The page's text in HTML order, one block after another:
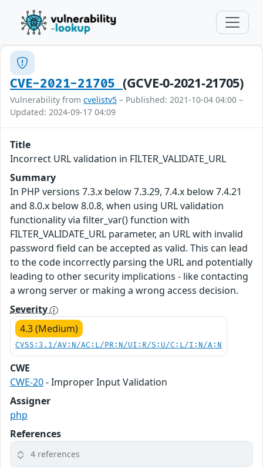
CVE-2021-21705 (GCVE-0-2021-21705)
Vulnerability from cvelistv5 – Published: 2021-10-04 04:00 –
Updated: 2024-09-17 04:09
Title
Incorrect URL validation in FILTER_VALIDATE_URL
Summary
In PHP versions 7.3.x below 7.3.29, 7.4.x below 7.4.21
and 8.0.x below 8.0.8, when using URL validation
functionality via filter_var() function with
FILTER_VALIDATE_URL parameter, an URL with invalid
password field can be accepted as valid. This can lead
to the code incorrectly parsing the URL and potentially
leading to other security implications - like contacting
a wrong server or making a wrong access decision.
Severity
4.3 (Medium)
CVSS:3.1/AV:N/AC:L/PR:N/UI:R/S:U/C:L/I:N/A:N
CWE
CWE-20- Improper Input Validation
Assigner
php
References
4 references